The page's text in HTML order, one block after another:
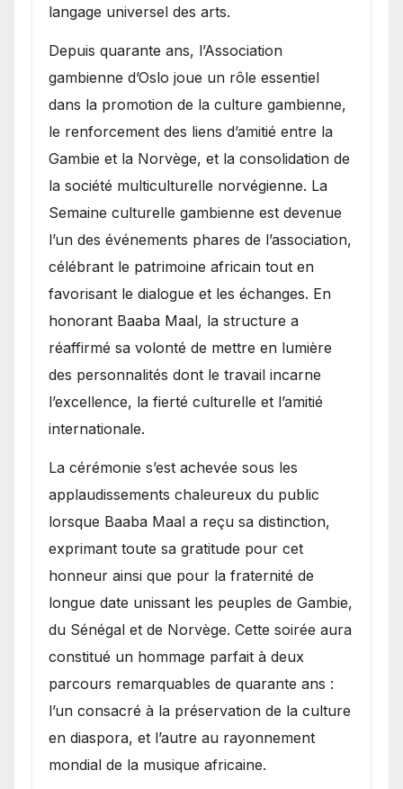
langage universel des arts.
​Depuis quarante ans, l’Association
gambienne d’Oslo joue un rôle essentiel
dans la promotion de la culture gambienne,
le renforcement des liens d’amitié entre la
Gambie et la Norvège, et la consolidation de
la société multiculturelle norvégienne. La
Semaine culturelle gambienne est devenue
l’un des événements phares de l’association,
célébrant le patrimoine africain tout en
favorisant le dialogue et les échanges. En
honorant Baaba Maal, la structure a
réaffirmé sa volonté de mettre en lumière
des personnalités dont le travail incarne
l’excellence, la fierté culturelle et l’amitié
internationale.
​La cérémonie s’est achevée sous les
applaudissements chaleureux du public
lorsque Baaba Maal a reçu sa distinction,
exprimant toute sa gratitude pour cet
honneur ainsi que pour la fraternité de
longue date unissant les peuples de Gambie,
du Sénégal et de Norvège. Cette soirée aura
constitué un hommage parfait à deux
parcours remarquables de quarante ans :
l’un consacré à la préservation de la culture
en diaspora, et l’autre au rayonnement
mondial de la musique africaine.